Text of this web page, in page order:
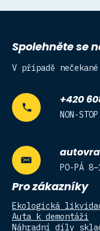
Spolehněte se
V případě
+420
NON-
PO-PÁ
Pro zákazníky
Ekologická
Auta k demontáži
Náhradní díly